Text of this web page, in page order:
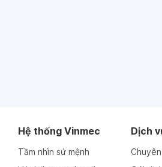
Hệ thống Vinmec
Tầm nhìn sứ mệnh
Dịch